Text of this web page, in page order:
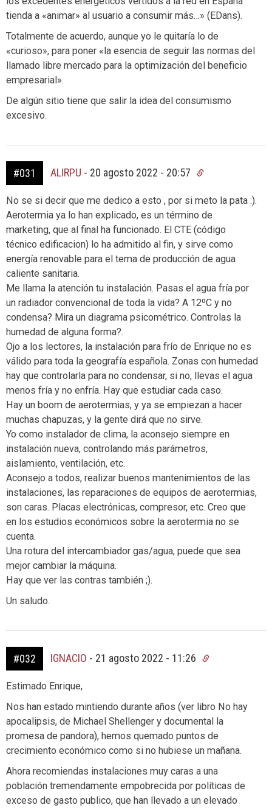
tienda a «animar» al usuario a consumir más…» (EDans).
Totalmente de acuerdo, aunque yo le quitaría lo de
«curioso», para poner «la esencia de seguir las normas del
llamado libre mercado para la optimización del beneficio
empresarial».
De algún sitio tiene que salir la idea del consumismo
excesivo.
#031 ALIRPU - 20 agosto 2022 - 20:57
No se si decir que me dedico a esto , por si meto la pata :).
Aerotermia ya lo han explicado, es un término de
marketing, que al final ha funcionado. El CTE (código
técnico edificacion) lo ha admitido al fin, y sirve como
energía renovable para el tema de producción de agua
caliente sanitaria.
Me llama la atención tu instalación. Pasas el agua fría por
un radiador convencional de toda la vida? A 12ºC y no
condensa? Mira un diagrama psicométrico. Controlas la
humedad de alguna forma?.
Ojo a los lectores, la instalación para frío de Enrique no es
válido para toda la geografía española. Zonas con humedad
hay que controlarla para no condensar, si no, llevas el agua
menos fría y no enfría. Hay que estudiar cada caso.
Hay un boom de aerotermias, y ya se empiezan a hacer
muchas chapuzas, y la gente dirá que no sirve.
Yo como instalador de clima, la aconsejo siempre en
instalación nueva, controlando más parámetros,
aislamiento, ventilación, etc.
Aconsejo a todos, realizar buenos mantenimientos de las
instalaciones, las reparaciones de equipos de aerotermias,
son caras. Placas electrónicas, compresor, etc. Creo que
en los estudios económicos sobre la aerotermia no se
cuenta.
Una rotura del intercambiador gas/agua, puede que sea
mejor cambiar la máquina.
Hay que ver las contras también ;).
Un saludo.
#032 IGNACIO - 21 agosto 2022 - 11:26
Estimado Enrique,
Nos han estado mintiendo durante años (ver libro No hay
apocalipsis, de Michael Shellenger y documental la
promesa de pandora), hemos quemado puntos de
crecimiento económico como si no hubiese un mañana.
Ahora recomiendas instalaciones muy caras a una
población tremendamente empobrecida por políticas de
exceso de gasto publico, que han llevado a un elevado